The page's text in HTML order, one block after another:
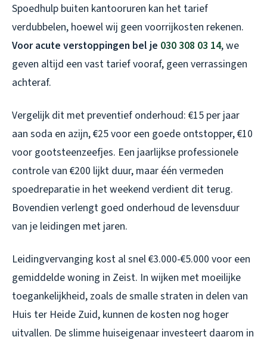
Spoedhulp buiten kantooruren kan het tarief
verdubbelen, hoewel wij geen voorrijkosten rekenen.
Voor acute verstoppingen bel je 030 308 03 14, we
geven altijd een vast tarief vooraf, geen verrassingen
achteraf.
Vergelijk dit met preventief onderhoud: €15 per jaar
aan soda en azijn, €25 voor een goede ontstopper, €10
voor gootsteenzeefjes. Een jaarlijkse professionele
controle van €200 lijkt duur, maar één vermeden
spoedreparatie in het weekend verdient dit terug.
Bovendien verlengt goed onderhoud de levensduur
van je leidingen met jaren.
Leidingvervanging kost al snel €3.000-€5.000 voor een
gemiddelde woning in Zeist. In wijken met moeilijke
toegankelijkheid, zoals de smalle straten in delen van
Huis ter Heide Zuid, kunnen de kosten nog hoger
uitvallen. De slimme huiseigenaar investeert daarom in